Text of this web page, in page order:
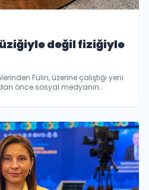
değil fiziğiyle
Fulin, üzerine çalıştığı yeni
önce sosyal medyanın